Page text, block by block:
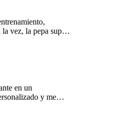
vez, la pepa super
bien
en un
y me
y que el foco
Estoy contenta!